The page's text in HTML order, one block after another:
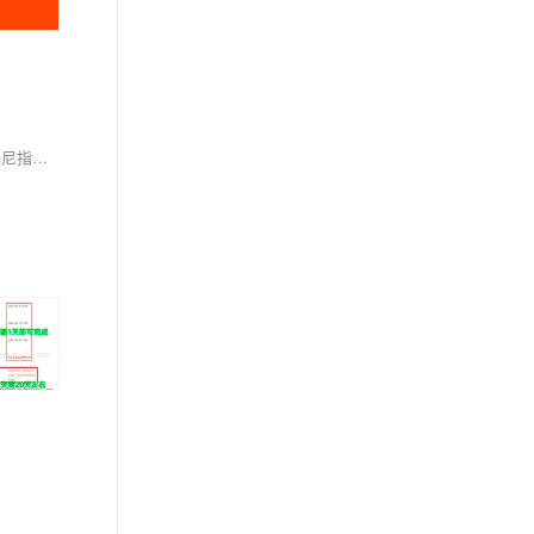
决策树的不同节点分裂准则，包括原始决策树的节点分裂准则、ID3算法的信息增益、C4.5算法的信息增益比以及CART算法的平方根误差最小化和基尼指数。